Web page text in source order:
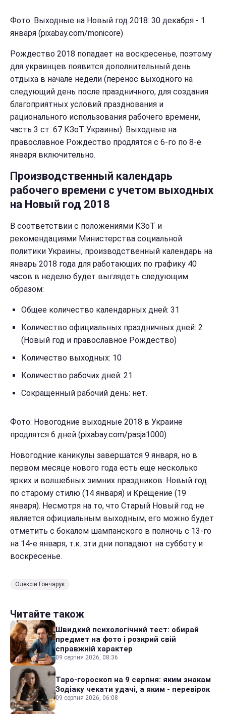
Фото: Выходные на Новый год 2018: 30 декабря - 1
января (pixabay.com/monicore)
Рождество 2018 попадает на воскресенье, поэтому
для украинцев появится дополнительный день
отдыха в начале недели (перенос выходного на
следующий день после праздничного, для создания
благоприятных условий празднования и
рационального использования рабочего времени,
часть 3 ст. 67 КЗоТ Украины). Выходные на
православное Рождество продлятся с 6-го по 8-е
января включительно.
Производственный календарь
рабочего времени с учетом выходных
на Новый год 2018
В соответствии с положениями КЗоТ и
рекомендациями Министерства социальной
политики Украины, производственный календарь на
январь 2018 года для работающих по графику 40
часов в неделю будет выглядеть следующим
образом:
Общее количество календарных дней: 31
Количество официальных праздничных дней: 2
(Новый год и православное Рождество)
Количество выходных: 10
Количество рабочих дней: 21
Сокращенный рабочий день: нет.
Фото: Новогодние выходные 2018 в Украине
продлятся 6 дней (pixabay.com/pasja1000)
Новогодние каникулы завершатся 9 января, но в
первом месяце нового года есть еще несколько
ярких и волшебных зимних праздников: Новый год
по старому стилю (14 января) и Крещение (19
января). Несмотря на то, что Старый Новый год не
является официальным выходным, его можно будет
отметить с бокалом шампанского в полночь с 13-го
на 14-е января, т.к. эти дни попадают на субботу и
воскресенье.
Олексій Гончарук
Читайте також
Швидкий психологічний тест: обирай
предмет на фото і розкрий свій
справжній характер
09 серпня 2026, 08:36
Таро-гороскоп на 9 серпня: яким знакам
Зодіаку чекати удачі, а яким - перевірок
09 серпня 2026, 06:08